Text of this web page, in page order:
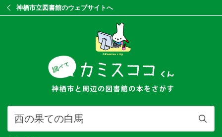
神栖市立図書館のウェブサイトへ